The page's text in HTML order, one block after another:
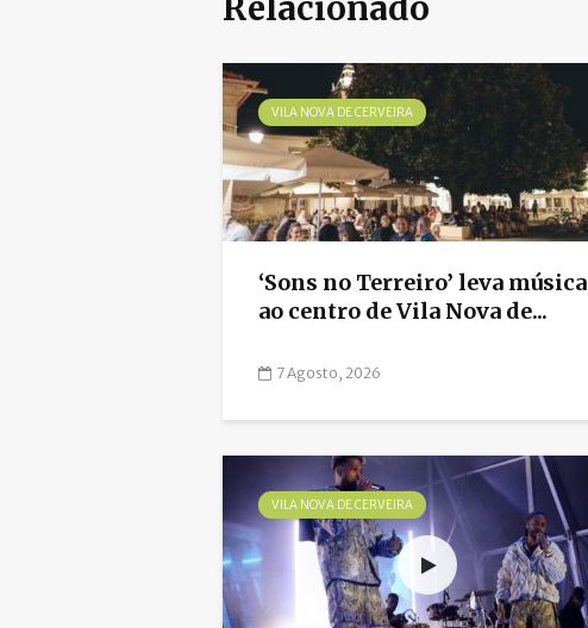
VILA NOVA DE CERVEIRA
‘Sons no Terreiro’ leva música
ao centro de Vila Nova de...
7 Agosto, 2026
VILA NOVA DE CERVEIRA